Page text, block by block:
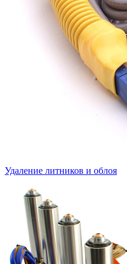
Удаление литников и облоя